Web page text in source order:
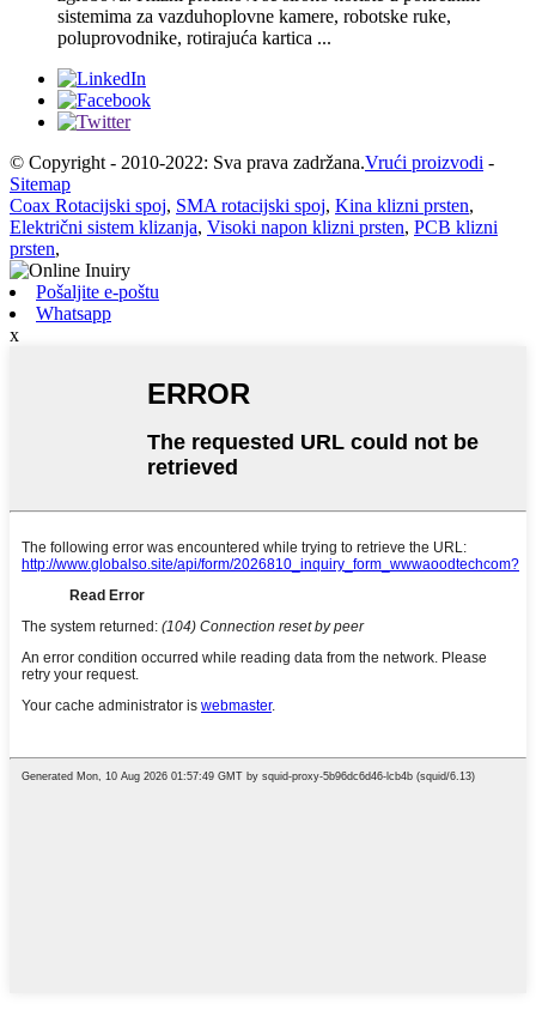
sistemima za vazduhoplovne kamere, robotske ruke,
poluprovodnike, rotirajuća kartica ...
© Copyright - 2010-2022: Sva prava zadržana.Vrući proizvodi -
Sitemap
Coax Rotacijski spoj, SMA rotacijski spoj, Kina klizni prsten,
Električni sistem klizanja, Visoki napon klizni prsten, PCB klizni
prsten,
Pošaljite e-poštu
Whatsapp
x